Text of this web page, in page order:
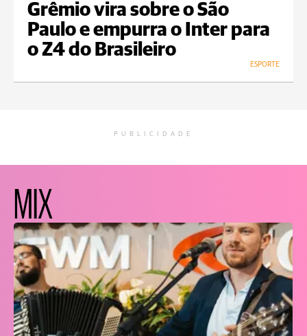
Grêmio vira sobre o São
Paulo e empurra o Inter para
o Z4 do Brasileiro
ESPORTE
PUBLICIDADE
MIX